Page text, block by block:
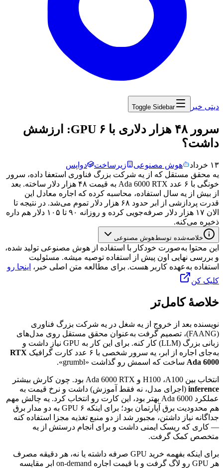
دیتی خبر Toggle Sidebar
‏سرور ۴۸ هزار دلاری با ۶ GPU: ارزشش
داشت؟
۱۳ خرداد هوش مصنوعی زیرساخت
دواپس
یه محقق مستقل که از یه شرکت بزرگ فناوری استعفا داده، سرور
خونگی با ۶ عدد RTX
6000
Ada به قیمت ۴۸ هزار دلار ساخته. بعد
از بیش از یه سال استفاده، محاسبه کرده که اجاره معادل این
قدرت پردازشی از ابر حدود ۶۸ هزار دلار تموم می‌شد. در نتیجه تا
الان ۱۷ هزار دلار صرفه‌جویی کرده و روزانه ۹۰ تا ۱۰۵ دلار هم داره
ذخیره می‌کنه.
خلاصه‌شده توسطهوش مصنوعی
این محتوا به‌صورت خودکار با استفاده از هوش مصنوعی تولید شده،
و بررسی نهایی اون پیش از استفاده توصیه میشه. مسئولیت
استفاده به‌عهده کاربر هست. برای مطالعه متن اصلی خبر، اینجا رو
کلیک کن
خلاصهٔ کامل‌تر
نویسنده بعد از خروج از یه شغل در یه شرکت بزرگ فناوری
(FAANG)، تصمیم گرفت به‌عنوان محقق مستقل روی مدل‌های
زبانی بزرگ (LLM) کار کنه. برای این کار به GPU نیاز داشت و
به‌جای اجاره از ابر، یه سرور شخصی با ۶ عدد کارت گرافیک RTX
6000
Ada ساخت که اسمش رو گذاشت «
grumbl
».
انتخاب بین A100، H100 و RTX
6000
Ada بود. چون کارش بیشتر
inference (اجرای مدل، نه فقط آموزش) داشت و نرخ قیمت به
عملکرد 6000
Ada بهتر بود، این کارت رو انتخاب کرد. یه چالش مهم
هم محدودیت برق آپارتمان بود؛ برای اینکه ۶ GPU به دو مدار برق
جداگانه نیاز داشتن، مجبور شد از دو منبع تغذیه مجزا استفاده کنه
— کاری که ریسک ایمنی داشت و برای انجام درستش از یه
متخصص کمک گرفت.
برای اینکه بفهمه خرید GPU صرفه داشته یا نه، هر دقیقه مصرف
هر GPU رو لاگ گرفت و با قیمت اجاره on-demand ابر مقایسه